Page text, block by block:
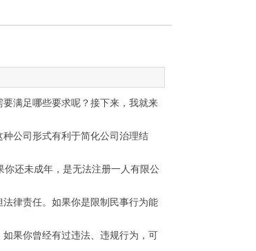
满足哪些要求呢？接下来，我就来
公司形式有利于简化公司治理结
你还未成年，是无法注册一人有限公
律责任。如果你是限制民事行为能
果你曾经有过违法、违规行为，可